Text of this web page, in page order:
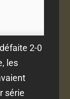
2-0
les
série